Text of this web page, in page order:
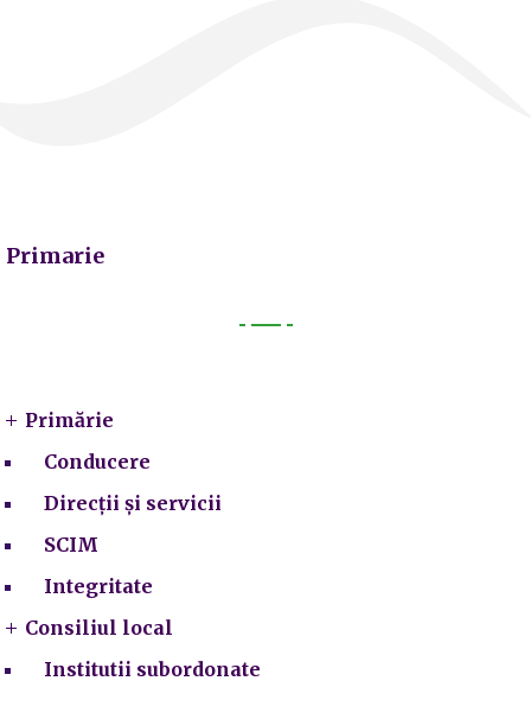
Primarie
Primărie
Conducere
Direcții și servicii
SCIM
Integritate
Consiliul local
Institutii subordonate